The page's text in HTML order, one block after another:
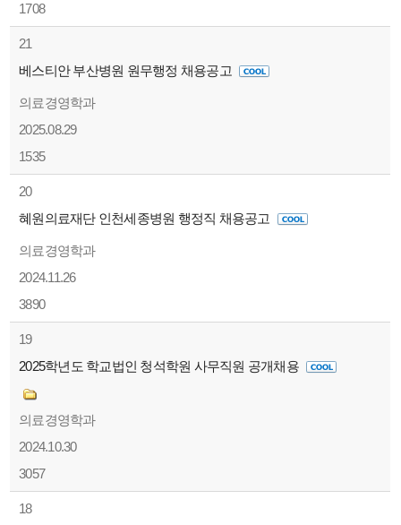
1708
21
베스티안 부산병원 원무행정 채용공고
의료경영학과
2025.08.29
1535
20
혜원의료재단 인천세종병원 행정직 채용공고
의료경영학과
2024.11.26
3890
19
2025학년도 학교법인 청석학원 사무직원 공개채용
의료경영학과
2024.10.30
3057
18